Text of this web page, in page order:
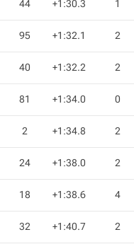
44 +1:30.3 1
95 +1:32.1 2
40 +1:32.2 2
81 +1:34.0 0
2 +1:34.8 2
24 +1:38.0 2
18 +1:38.6 4
32 +1:40.7 2